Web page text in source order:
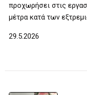
προχωρήσει στις
μέτρα κατά των
29.5.2026